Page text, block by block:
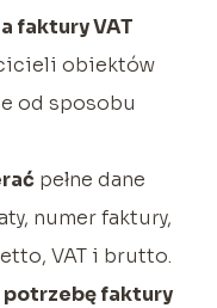
faktury VAT
obiektów
od sposobu
pełne dane
numer faktury,
VAT i brutto.
potrzebę faktury